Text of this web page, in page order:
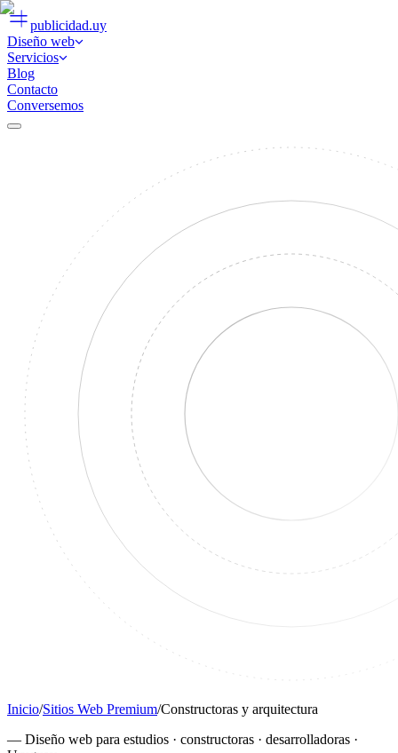
publicidad.uy
Diseño web
Servicios
Blog
Contacto
Conversemos
Inicio/Sitios Web Premium/Constructoras y arquitectura
— Diseño web para estudios · constructoras · desarrolladoras ·